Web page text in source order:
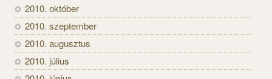
2010. október
2010. szeptember
2010. augusztus
2010. július